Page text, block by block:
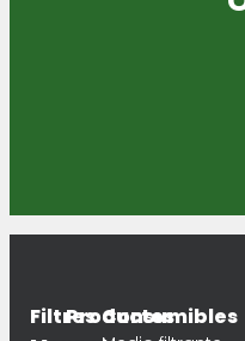
FiltresProductos
Consumibles